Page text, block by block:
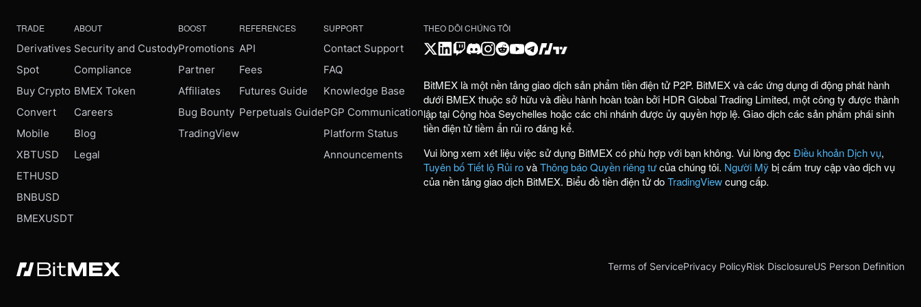
TRADE
Derivatives
Spot
Buy Crypto
Convert
Mobile
XBTUSD
ETHUSD
BNBUSD
BMEXUSDT
ABOUT
Security and Custody
Compliance
BMEX Token
Careers
Blog
Legal
BOOST
Promotions
Partner
Affiliates
Bug Bounty
TradingView
REFERENCES
API
Fees
Futures Guide
Perpetuals Guide
SUPPORT
Contact Support
FAQ
Knowledge Base
PGP Communication
Platform Status
Announcements
THEO DÕI CHÚNG TÔI
BitMEX là một nền tảng giao dịch sản phẩm tiền điện tử P2P. BitMEX và các ứng dụng di động phát hành
dưới BMEX thuộc sở hữu và điều hành hoàn toàn bởi HDR Global Trading Limited, một công ty được thành
lập tại Cộng hòa Seychelles hoặc các chi nhánh được ủy quyền hợp lệ. Giao dịch các sản phẩm phái sinh
tiền điện tử tiềm ẩn rủi ro đáng kể.
Vui lòng xem xét liệu việc sử dụng BitMEX có phù hợp với bạn không. Vui lòng đọc Điều khoản Dịch vụ,
Tuyên bố Tiết lộ Rủi rovàThông báo Quyền riêng tưcủa chúng tôi. Người Mỹ bị cấm truy cập vào dịch vụ
của nền tảng giao dịch BitMEX. Biểu đồ tiền điện tử doTradingViewcung cấp.
Terms of ServicePrivacy PolicyRisk DisclosureUS Person Definition